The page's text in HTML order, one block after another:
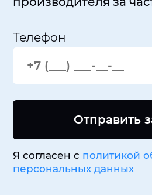
Телефон
Отправить
Я согласен с политикой
персональных данных